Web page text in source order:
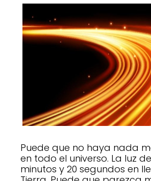
Puede que no haya nada
en todo el universo. La luz
minutos y 20 segundos en